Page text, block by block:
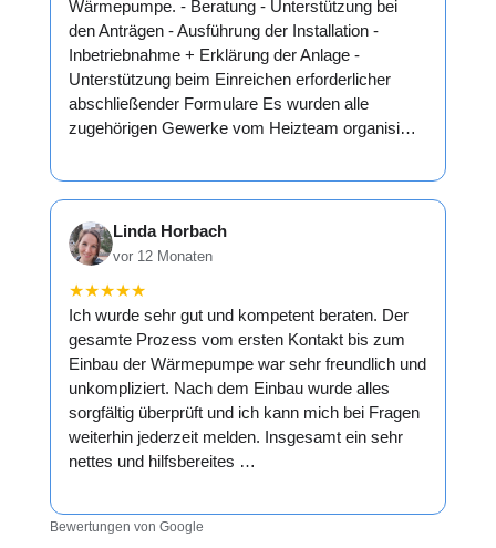
Wärmepumpe. - Beratung - Unterstützung bei
den Anträgen - Ausführung der Installation -
Inbetriebnahme + Erklärung der Anlage -
Unterstützung beim Einreichen erforderlicher
abschließender Formulare Es wurden alle
zugehörigen Gewerke vom Heizteam organisi…
Linda Horbach
vor 12 Monaten
★★★★★
Ich wurde sehr gut und kompetent beraten. Der
gesamte Prozess vom ersten Kontakt bis zum
Einbau der Wärmepumpe war sehr freundlich und
unkompliziert. Nach dem Einbau wurde alles
sorgfältig überprüft und ich kann mich bei Fragen
weiterhin jederzeit melden. Insgesamt ein sehr
nettes und hilfsbereites …
Bewertungen von Google